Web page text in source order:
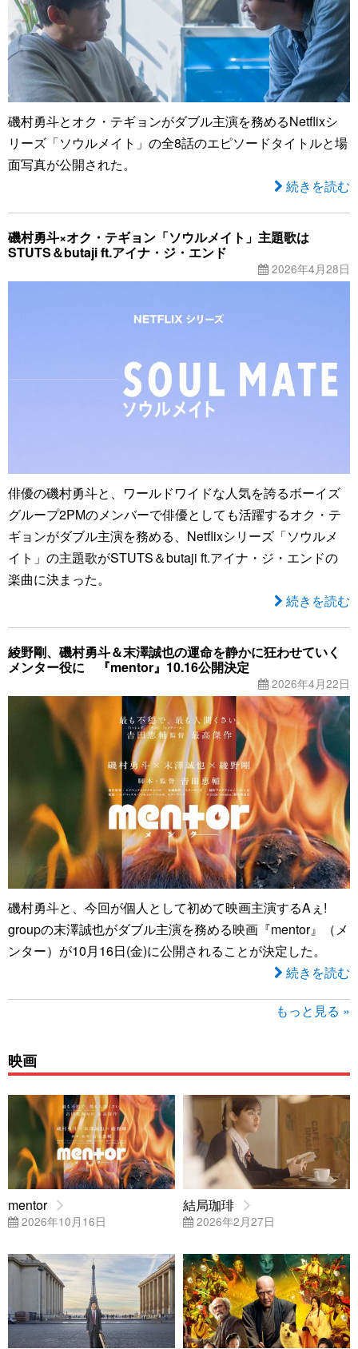
磯村勇斗とオク・テギョンがダブル主演を務めるNetflixシ
リーズ「ソウルメイト」の全8話のエピソードタイトルと場
面写真が公開された。
続きを読む
磯村勇斗×オク・テギョン「ソウルメイト」主題歌は
STUTS＆butaji ft.アイナ・ジ・エンド
2026年4月28日
俳優の磯村勇斗と、ワールドワイドな人気を誇るボーイズ
グループ2PMのメンバーで俳優としても活躍するオク・テ
ギョンがダブル主演を務める、Netflixシリーズ「ソウルメ
イト」の主題歌がSTUTS＆butaji ft.アイナ・ジ・エンドの
楽曲に決まった。
続きを読む
綾野剛、磯村勇斗＆末澤誠也の運命を静かに狂わせていく
メンター役に 『mentor』10.16公開決定
2026年4月22日
磯村勇斗と、今回が個人として初めて映画主演するAぇ!
groupの末澤誠也がダブル主演を務める映画『mentor』（メ
ンター）が10月16日(金)に公開されることが決定した。
続きを読む
もっと見る »
映画
mentor
2026年10月16日
結局珈琲
2026年2月27日